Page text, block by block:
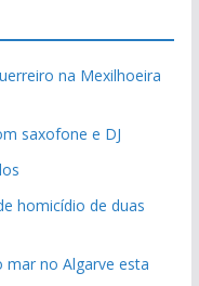
na Mexilhoeira
saxofone e DJ
homicídio de duas
no Algarve esta